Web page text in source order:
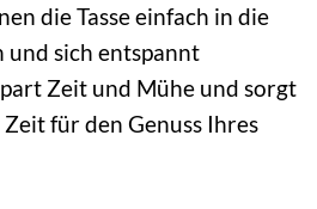
die Tasse einfach in die
und sich entspannt
Zeit und Mühe und sorgt
für den Genuss Ihres